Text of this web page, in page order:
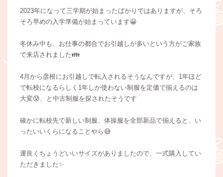
2023年になって三学期が始まったばかりではありますが、そろ
そろ早めの入学準備が始まっています😀
冬休み中も、お仕事の都合でお引越しが多いという方がご家族
で来店されました👪
4月から彦根にお引越しで転入されるそうなんですが、1年ほど
で転校になるらしく1年しか使わない制服を定価で揃えるのは
大変😰、と中古制服を探されたそうです
確かに転校先で新しい制服、体操服を全部新品で揃えると、い
ったいいくらになることやら😅
運良くちょうどいいサイズがありましたので、一式購入してい
ただきました✨